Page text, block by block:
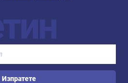
Изпратете